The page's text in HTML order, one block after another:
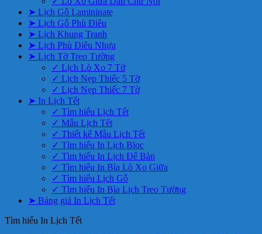
➤ Lịch Gỗ Lamininate
➤ Lịch Gỗ Phù Điêu
➤ Lịch Khung Tranh
➤ Lịch Phù Điêu Nhựa
➤ Lịch Tờ Treo Tường
✓ Lịch Lò Xo 7 Tờ
✓ Lịch Nẹp Thiếc 5 Tờ
✓ Lịch Nẹp Thiếc 7 Tờ
➤ In Lịch Tết
✓ Tìm hiểu Lịch Tết
✓ Mẫu Lịch Tết
✓ Thiết kế Mẫu Lịch Tết
✓ Tìm hiểu In Lịch Bloc
✓ Tìm hiểu In Lịch Để Bàn
✓ Tìm hiểu In Bìa Lò Xo Giữa
✓ Tìm hiểu Lịch Gỗ
✓ Tìm hiểu In Bìa Lịch Treo Tường
➤ Bảng giá In Lịch Tết
Tìm hiểu In Lịch Tết